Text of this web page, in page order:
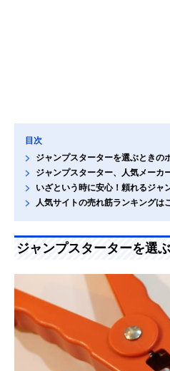
目次
ジャンプスターターを選ぶときの
ジャンプスターター、人気メーカ
いざという時に安心！頼れるジャ
人気サイトの売れ筋ランキングは
ジャンプスターターを選